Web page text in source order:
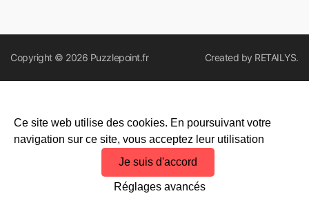
Copyright © 2026 Puzzlepoint.fr Created by RETAILYS.
Ce site web utilise des cookies. En poursuivant votre
navigation sur ce site, vous acceptez leur utilisation
Je suis d'accord
Réglages avancés